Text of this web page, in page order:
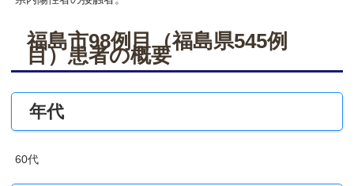
福島市98例目（福島県545例
目）患者の概要
年代
60代